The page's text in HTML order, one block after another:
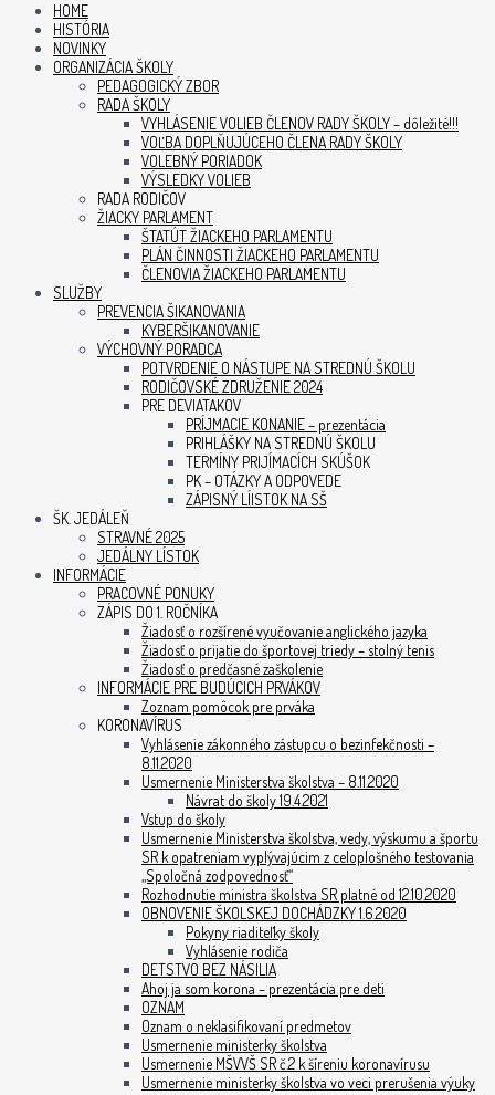
HOME
HISTÓRIA
NOVINKY
ORGANIZÁCIA ŠKOLY
PEDAGOGICKÝ ZBOR
RADA ŠKOLY
VYHLÁSENIE VOLIEB ČLENOV RADY ŠKOLY – dôležité!!!
VOĽBA DOPLŇUJÚCEHO ČLENA RADY ŠKOLY
VOLEBNÝ PORIADOK
VÝSLEDKY VOLIEB
RADA RODIČOV
ŽIACKY PARLAMENT
ŠTATÚT ŽIACKEHO PARLAMENTU
PLÁN ČINNOSTI ŽIACKEHO PARLAMENTU
ČLENOVIA ŽIACKEHO PARLAMENTU
SLUŽBY
PREVENCIA ŠIKANOVANIA
KYBERŠIKANOVANIE
VÝCHOVNÝ PORADCA
POTVRDENIE O NÁSTUPE NA STREDNÚ ŠKOLU
RODIČOVSKÉ ZDRUŽENIE 2024
PRE DEVIATAKOV
PRÍJMACIE KONANIE – prezentácia
PRIHLÁŠKY NA STREDNÚ ŠKOLU
TERMÍNY PRIJÍMACÍCH SKÚŠOK
PK – OTÁZKY A ODPOVEDE
ZÁPISNÝ LÍISTOK NA SŠ
ŠK. JEDÁLEŇ
STRAVNÉ 2025
JEDÁLNY LÍSTOK
INFORMÁCIE
PRACOVNÉ PONUKY
ZÁPIS DO 1. ROČNÍKA
Žiadosť o rozšírené vyučovanie anglického jazyka
Žiadosť o prijatie do športovej triedy – stolný tenis
Žiadosť o predčasné zaškolenie
INFORMÁCIE PRE BUDÚCICH PRVÁKOV
Zoznam pomôcok pre prváka
KORONAVÍRUS
Vyhlásenie zákonného zástupcu o bezinfekčnosti –
8.11.2020
Usmernenie Ministerstva školstva – 8.11.2020
Návrat do školy 19.4.2021
Vstup do školy
Usmernenie Ministerstva školstva, vedy, výskumu a športu
SR k opatreniam vyplývajúcim z celoplošného testovania
„Spoločná zodpovednosť“
Rozhodnutie ministra školstva SR platné od 12.10.2020
OBNOVENIE ŠKOLSKEJ DOCHÁDZKY 1.6.2020
Pokyny riaditeľky školy
Vyhlásenie rodiča
DETSTVO BEZ NÁSILIA
Ahoj ja som korona – prezentácia pre deti
OZNAM
Oznam o neklasifikovaní predmetov
Usmernenie ministerky školstva
Usmernenie MŠVVŠ SR č.2 k šíreniu koronavírusu
Usmernenie ministerky školstva vo veci prerušenia výuky